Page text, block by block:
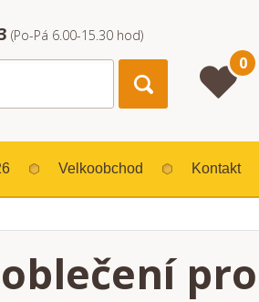
(Po-Pá 6.00-15.30 hod)
0
Velkoobchod Kontakt